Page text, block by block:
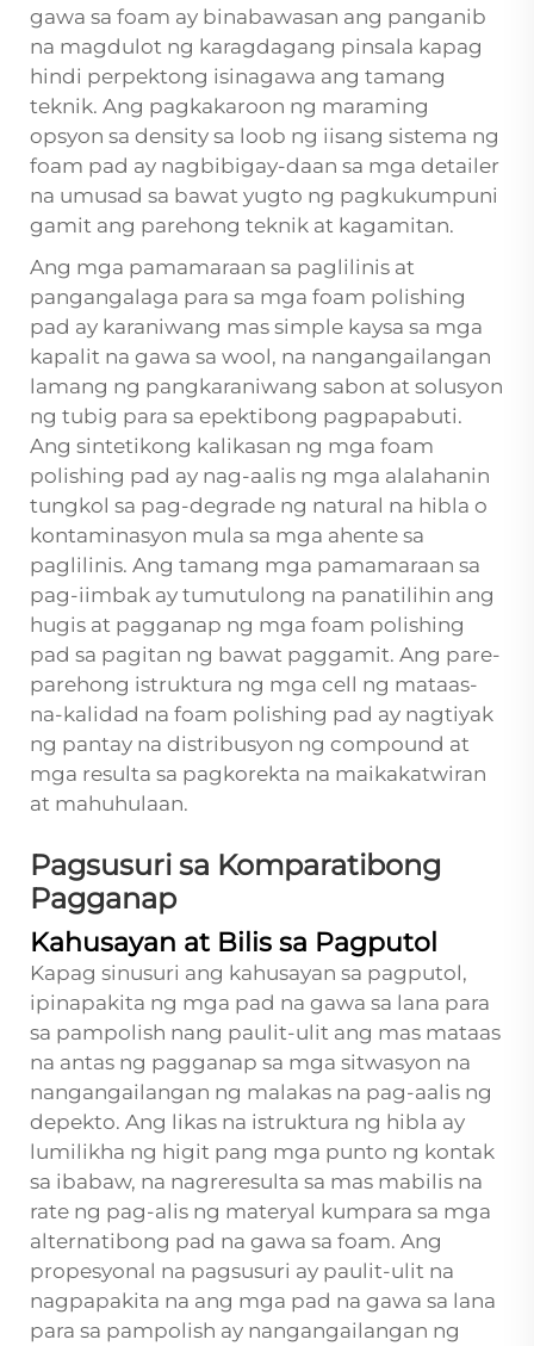
gawa sa foam ay binabawasan ang panganib
na magdulot ng karagdagang pinsala kapag
hindi perpektong isinagawa ang tamang
teknik. Ang pagkakaroon ng maraming
opsyon sa density sa loob ng iisang sistema ng
foam pad ay nagbibigay-daan sa mga detailer
na umusad sa bawat yugto ng pagkukumpuni
gamit ang parehong teknik at kagamitan.
Ang mga pamamaraan sa paglilinis at
pangangalaga para sa mga foam polishing
pad ay karaniwang mas simple kaysa sa mga
kapalit na gawa sa wool, na nangangailangan
lamang ng pangkaraniwang sabon at solusyon
ng tubig para sa epektibong pagpapabuti.
Ang sintetikong kalikasan ng mga foam
polishing pad ay nag-aalis ng mga alalahanin
tungkol sa pag-degrade ng natural na hibla o
kontaminasyon mula sa mga ahente sa
paglilinis. Ang tamang mga pamamaraan sa
pag-iimbak ay tumutulong na panatilihin ang
hugis at pagganap ng mga foam polishing
pad sa pagitan ng bawat paggamit. Ang pare-
parehong istruktura ng mga cell ng mataas-
na-kalidad na foam polishing pad ay nagtiyak
ng pantay na distribusyon ng compound at
mga resulta sa pagkorekta na maikakatwiran
at mahuhulaan.
Pagsusuri sa Komparatibong
Pagganap
Kahusayan at Bilis sa Pagputol
Kapag sinusuri ang kahusayan sa pagputol,
ipinapakita ng mga pad na gawa sa lana para
sa pampolish nang paulit-ulit ang mas mataas
na antas ng pagganap sa mga sitwasyon na
nangangailangan ng malakas na pag-aalis ng
depekto. Ang likas na istruktura ng hibla ay
lumilikha ng higit pang mga punto ng kontak
sa ibabaw, na nagreresulta sa mas mabilis na
rate ng pag-alis ng materyal kumpara sa mga
alternatibong pad na gawa sa foam. Ang
propesyonal na pagsusuri ay paulit-ulit na
nagpapakita na ang mga pad na gawa sa lana
para sa pampolish ay nangangailangan ng